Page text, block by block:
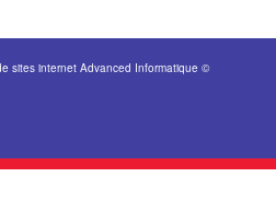
sites internet Advanced Informatique ©